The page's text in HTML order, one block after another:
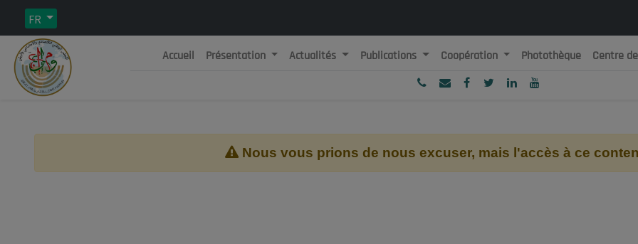
FR
République Algérienne Démocratique et Populaire
Accueil Présentation Actualités Publications Coopération Photothèque Centre
Nous vous prions de nous excuser, mais l'accès à ce